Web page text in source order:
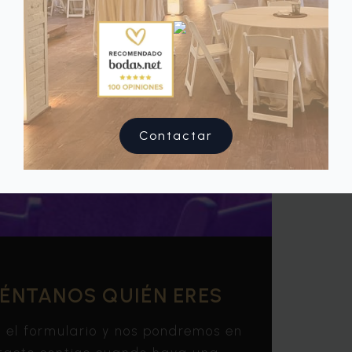
QUIÉN ERES
el formulario y nos pondremos en
Contactar